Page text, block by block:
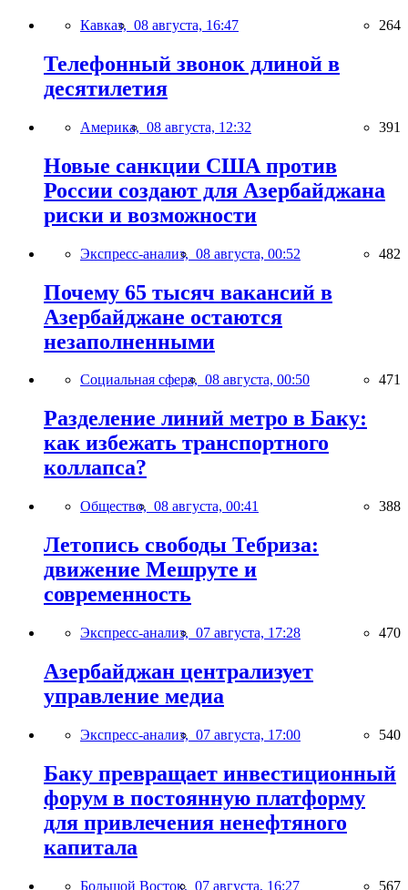
Кавказ, 08 августа, 16:47 264
Телефонный звонок длиной в
десятилетия
Америка, 08 августа, 12:32 391
Новые санкции США против
России создают для Азербайджана
риски и возможности
Экспресс-анализ, 08 августа, 00:52 482
Почему 65 тысяч вакансий в
Азербайджане остаются
незаполненными
Социальная сфера, 08 августа, 00:50 471
Разделение линий метро в Баку:
как избежать транспортного
коллапса?
Общество, 08 августа, 00:41 388
Летопись свободы Тебриза:
движение Мешруте и
современность
Экспресс-анализ, 07 августа, 17:28 470
Азербайджан централизует
управление медиа
Экспресс-анализ, 07 августа, 17:00 540
Баку превращает инвестиционный
форум в постоянную платформу
для привлечения ненефтяного
капитала
Большой Восток, 07 августа, 16:27 567